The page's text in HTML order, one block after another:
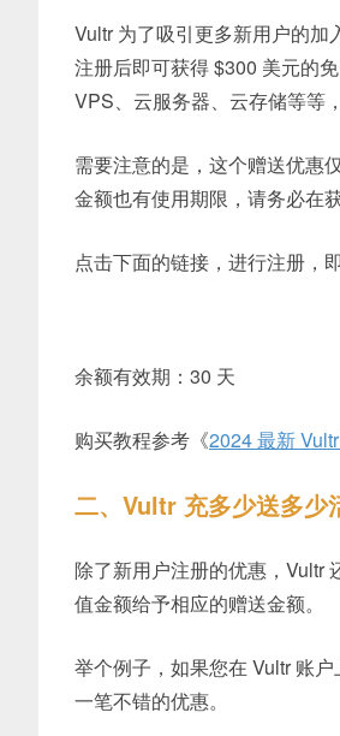
Vultr 为了吸引更多新用户的加
注册后即可获得 $300 美元的
VPS、云服务器、云存储等等
需要注意的是，这个赠送优惠
金额也有使用期限，请务必在
点击下面的链接，进行注册，
余额有效期：30 天
购买教程参考《2024 最新
二、Vultr 充多少送多少
除了新用户注册的优惠，Vultr
值金额给予相应的赠送金额。
举个例子，如果您在 Vultr 账
一笔不错的优惠。